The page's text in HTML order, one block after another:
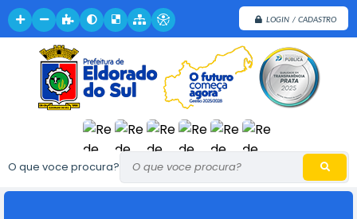
LOGIN / CADASTRO
O que voce procura?